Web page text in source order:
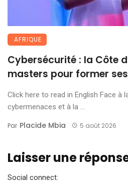
AFRIQUE
Cybersécurité : la Côte
masters pour former
Click here to read in English Face à
cybermenaces et à la ...
Par Placide Mbia 5 août 2026
Laisser une
Social connect: